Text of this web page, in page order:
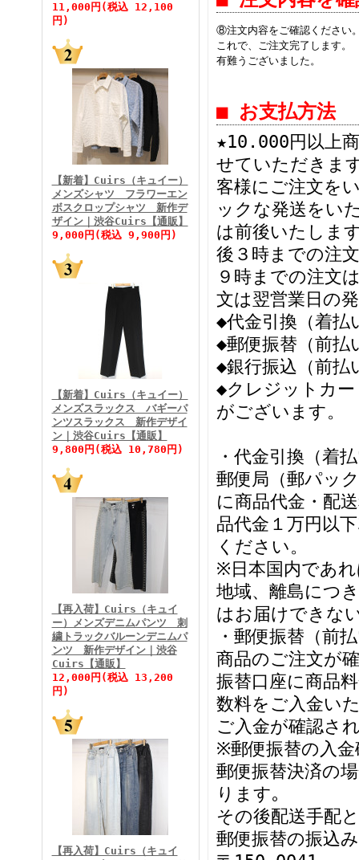
FINEBOYS2026年5月号
FINEBOYS2026年4月号
FINEBOYS2026年3月号
FINEBOYS2026年2月号
FINEBOYS2026年1月号
FINEBOYS2025年11月号
11,000円(税込 12,100
円)
【新着】Cuirs（キュイー）
メンズシャツ フラワーエン
ボスクロップシャツ 新作デ
ザイン｜渋谷Cuirs【通販】
9,000円(税込 9,900円)
【新着】Cuirs（キュイー）
メンズスラックス バギーパ
ンツスラックス 新作デザイ
ン｜渋谷Cuirs【通販】
9,800円(税込 10,780円)
【再入荷】Cuirs（キュイ
ー）メンズデニムパンツ 刺
繍トラックバルーンデニムパ
ンツ 新作デザイン｜渋谷
Cuirs【通販】
12,000円(税込 13,200
円)
【再入荷】Cuirs（キュイ
⑧注文内容をご確認ください
これで、ご注文完了します。
有難うございました。
■ お支払方法
★10.000円以上
せていただきま
客様にご注文を
ックな発送をい
は前後いたしま
後３時までの注
９時までの注文
文は翌営業日の
◆代金引換（着
◆郵便振替（前払
◆銀行振込（前払
◆クレジットカー
がございます。
・代金引換（着
郵便局（郵パッ
に商品代金・配
品代金１万円以
ください。
※日本国内であ
地域、離島につ
はお届けできな
・郵便振替（前
商品のご注文が
振替口座に商品
数料をご入金い
ご入金が確認さ
※郵便振替の入
郵便振替決済の
ります｡
その後配送手配
郵便振替の振込